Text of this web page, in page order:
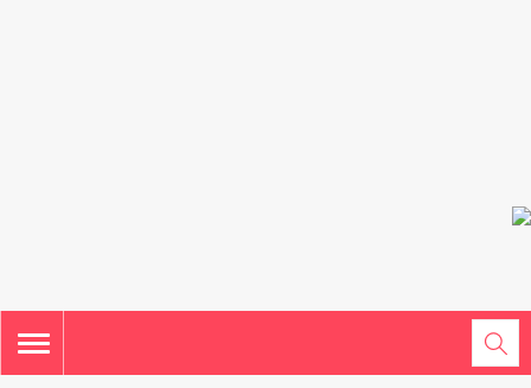
TOGGLE
NAVIGATION